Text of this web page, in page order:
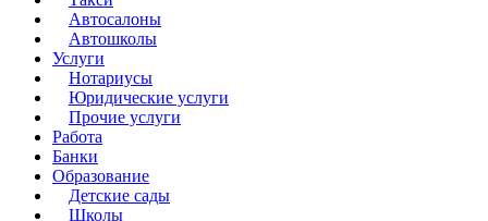
Автосалоны
Автошколы
Услуги
Нотариусы
Юридические услуги
Прочие услуги
Работа
Банки
Образование
Детские сады
Школы